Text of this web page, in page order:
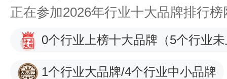
正在参加2026年行业十大品牌排行
0个行业上榜十大品牌 （5个行业
1个行业大品牌/4个行业中小品牌